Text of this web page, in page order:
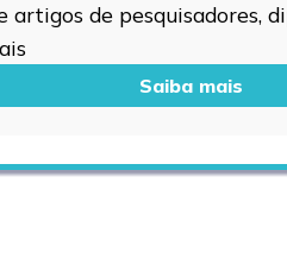
de
Saiba mais